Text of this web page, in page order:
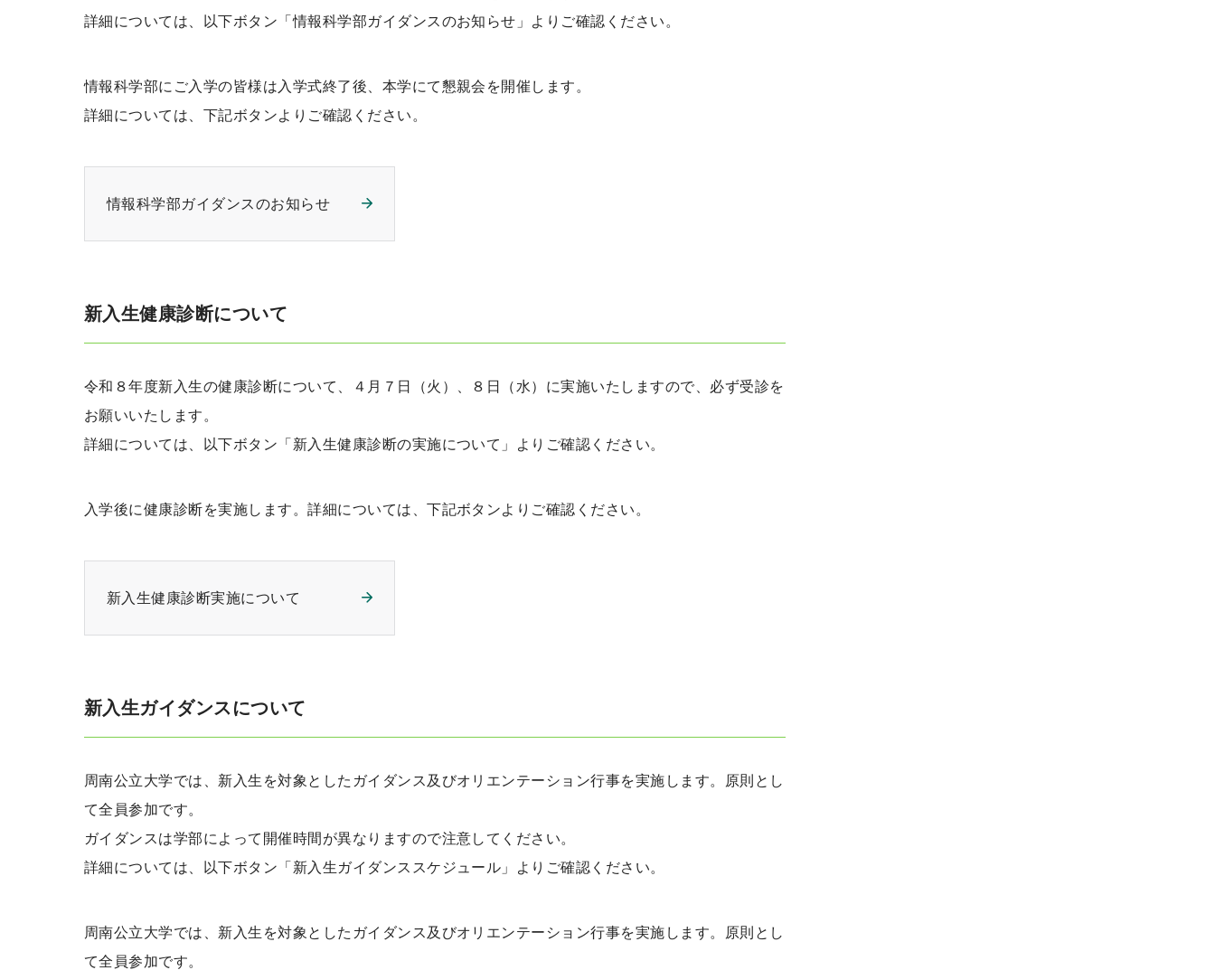
詳細については、以下ボタン「情報科学部ガイダンスのお知らせ」よりご確認ください。
情報科学部にご入学の皆様は入学式終了後、本学にて懇親会を開催します。
詳細については、下記ボタンよりご確認ください。
情報科学部ガイダンスのお知らせ
新入生健康診断について
令和８年度新入生の健康診断について、４月７日（火）、８日（水）に実施いたしますので、必ず受診を
お願いいたします。
詳細については、以下ボタン「新入生健康診断の実施について」よりご確認ください。
入学後に健康診断を実施します。詳細については、下記ボタンよりご確認ください。
新入生健康診断実施について
新入生ガイダンスについて
周南公立大学では、新入生を対象としたガイダンス及びオリエンテーション行事を実施します。原則とし
て全員参加です。
ガイダンスは学部によって開催時間が異なりますので注意してください。
詳細については、以下ボタン「新入生ガイダンススケジュール」よりご確認ください。
周南公立大学では、新入生を対象としたガイダンス及びオリエンテーション行事を実施します。原則とし
て全員参加です。